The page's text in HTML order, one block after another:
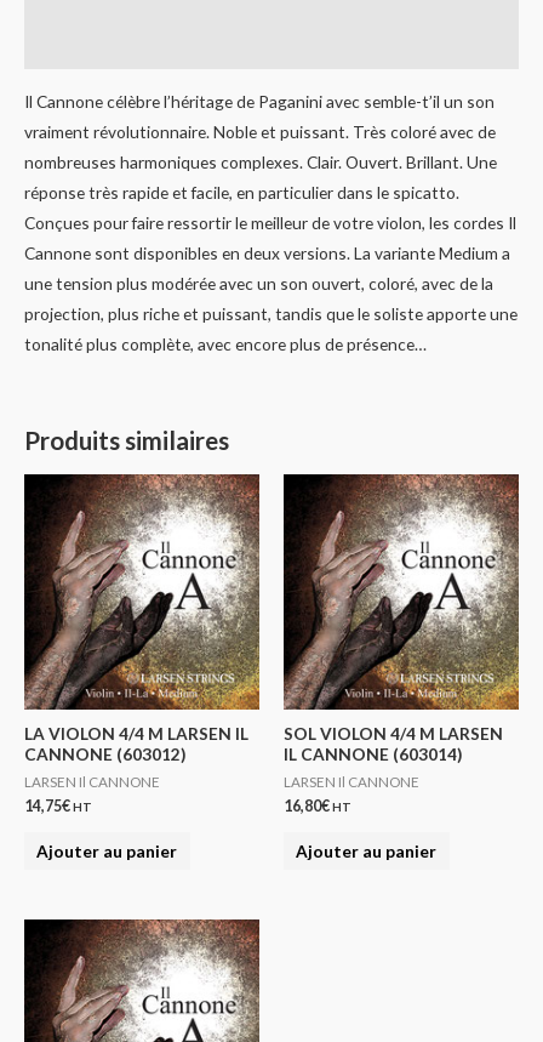
Il Cannone célèbre l’héritage de Paganini avec semble-t’il un son
vraiment révolutionnaire. Noble et puissant. Très coloré avec de
nombreuses harmoniques complexes. Clair. Ouvert. Brillant. Une
réponse très rapide et facile, en particulier dans le spicatto.
Conçues pour faire ressortir le meilleur de votre violon, les cordes Il
Cannone sont disponibles en deux versions. La variante Medium a
une tension plus modérée avec un son ouvert, coloré, avec de la
projection, plus riche et puissant, tandis que le soliste apporte une
tonalité plus complète, avec encore plus de présence…
Produits similaires
LA VIOLON 4/4 M LARSEN IL
CANNONE (603012)
LARSEN Il CANNONE
14,75€HT
Ajouter au panier
SOL VIOLON 4/4 M LARSEN
IL CANNONE (603014)
LARSEN Il CANNONE
16,80€HT
Ajouter au panier